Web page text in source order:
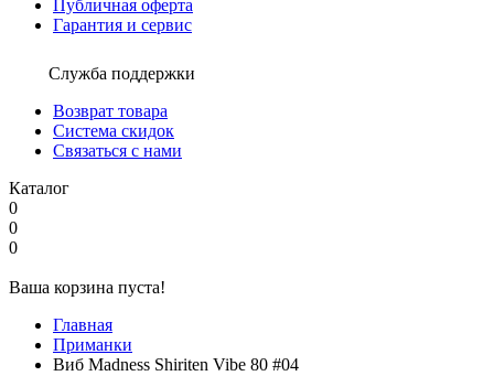
Публичная оферта
Гарантия и сервис
Служба поддержки
Возврат товара
Система скидок
Связаться с нами
Каталог
0
0
0
Ваша корзина пуста!
Главная
Приманки
Виб Madness Shiriten Vibe 80 #04